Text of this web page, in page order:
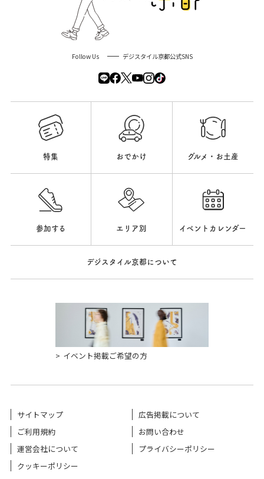
Follow Us デジスタイル京都公式SNS
特集 おでかけ グルメ・お土産
参加する エリア別 イベントカレンダー
デジスタイル京都について
イベント掲載ご希望の方
サイトマップ
広告掲載について
ご利用規約
お問い合わせ
運営会社について
プライバシーポリシー
クッキーポリシー